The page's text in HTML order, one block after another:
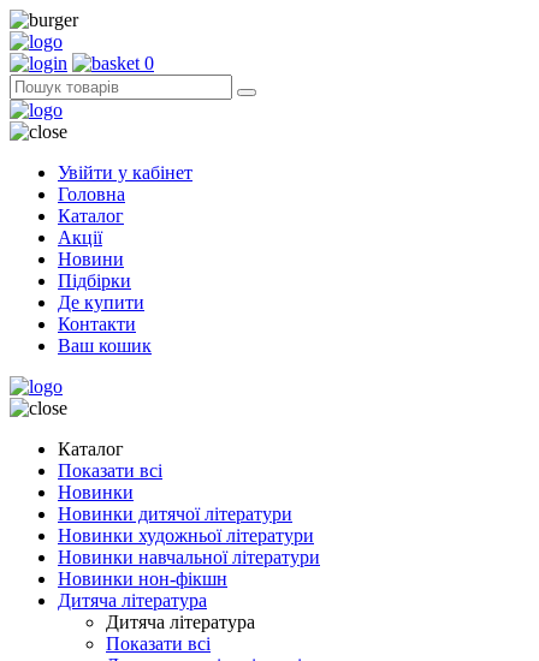
0
Увійти у кабінет
Головна
Каталог
Акції
Новини
Підбірки
Де купити
Контакти
Ваш кошик
Каталог
Показати всі
Новинки
Новинки дитячої літератури
Новинки художньої літератури
Новинки навчальної літератури
Новинки нон-фікшн
Дитяча література
Дитяча література
Показати всі